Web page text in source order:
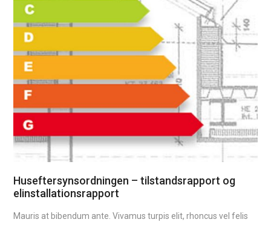
Huseftersynsordningen – tilstandsrapport og
elinstallationsrapport
Mauris at bibendum ante. Vivamus turpis elit, rhoncus vel felis